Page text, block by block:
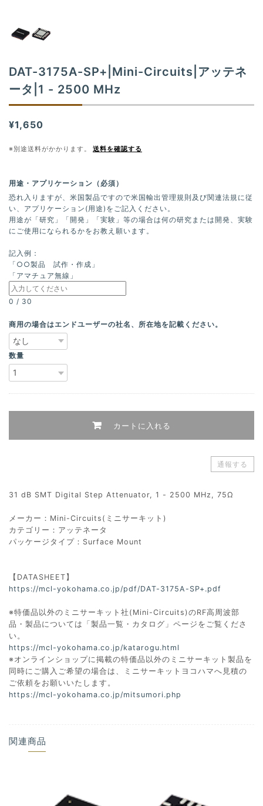
DAT-3175A-SP+|Mini-Circuits|アッテネ
ータ|1 - 2500 MHz
¥1,650
※別途送料がかかります。 送料を確認する
用途・アプリケーション（必須）
恐れ入りますが、米国製品ですので米国輸出管理規則及び関連法規に従
い、アプリケーション(用途)をご記入ください。
用途が「研究」「開発」「実験」等の場合は何の研究または開発、実験
にご使用になられるかをお教え願います。
記入例：
「○○製品 試作・作成」
「アマチュア無線」
0 / 30
商用の場合はエンドユーザーの社名、所在地を記載ください。
数量
カートに入れる
通報する
31 dB SMT Digital Step Attenuator, 1 - 2500 MHz, 75Ω
メーカー：Mini-Circuits(ミニサーキット)
カテゴリー：アッテネータ
パッケージタイプ：Surface Mount
【DATASHEET】
https://mcl-yokohama.co.jp/pdf/DAT-3175A-SP+.pdf
※特価品以外のミニサーキット社(Mini-Circuits)のRF高周波部
品・製品については「製品一覧・カタログ」ページをご覧くださ
い。
https://mcl-yokohama.co.jp/katarogu.html
※オンラインショップに掲載の特価品以外のミニサーキット製品を
同時にご購入ご希望の場合は、ミニサーキットヨコハマへ見積の
ご依頼をお願いいたします。
https://mcl-yokohama.co.jp/mitsumori.php
関連商品